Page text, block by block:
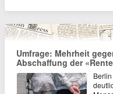
Umfrage: Mehrheit
Abschaffung der